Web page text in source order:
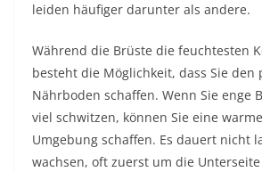
leiden häufiger darunter als andere.
Während die Brüste die feuchtesten
besteht die Möglichkeit, dass Sie den
Nährboden schaffen. Wenn Sie enge
viel schwitzen, können Sie eine
Umgebung schaffen. Es dauert nicht
wachsen, oft zuerst um die